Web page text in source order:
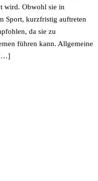
wird. Obwohl sie in
Sport, kurzfristig auftreten
da sie zu
führen kann. Allgemeine
[…]